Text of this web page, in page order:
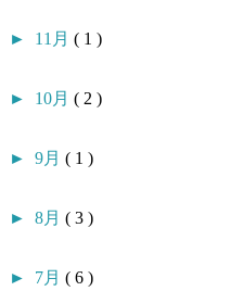
► 11月 ( 1 )
► 10月 ( 2 )
► 9月 ( 1 )
► 8月 ( 3 )
► 7月 ( 6 )